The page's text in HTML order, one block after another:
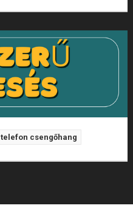
telefon csengőhang